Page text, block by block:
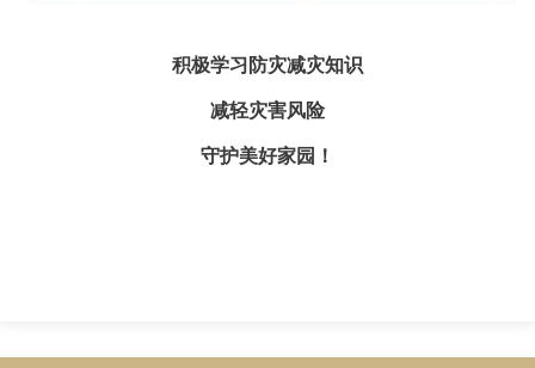
积极学习防灾减灾知识
减轻灾害风险
守护美好家园！